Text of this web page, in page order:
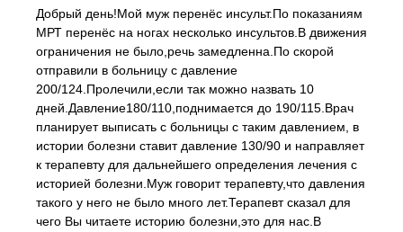
Добрый день!Мой муж перенёс инсульт.По показаниям
МРТ перенёс на ногах несколько инсультов.В движения
ограничения не было,речь замедленна.По скорой
отправили в больницу с давление
200/124.Пролечили,если так можно назвать 10
дней.Давление180/110,поднимается до 190/115.Врач
планирует выписать с больницы с таким давлением, в
истории болезни ставит давление 130/90 и направляет
к терапевту для дальнейшего определения лечения с
историей болезни.Муж говорит терапевту,что давления
такого у него не было много лет.Терапевт сказал для
чего Вы читаете историю болезни,это для нас.В